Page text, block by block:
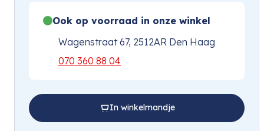
Ook op voorraad in onze winkel
Wagenstraat 67, 2512AR Den Haag
070 360 88 04
In winkelmandje